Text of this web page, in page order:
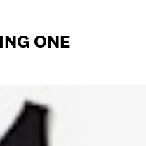
ONE